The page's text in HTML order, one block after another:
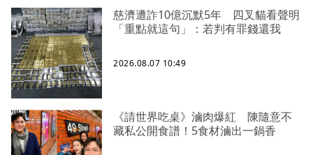
慈濟遭詐10億沉默5年 四叉貓看聲明
「重點就這句」：若判有罪錢還我
2026.08.07 10:49
《請世界吃桌》滷肉爆紅 陳隨意不
藏私公開食譜！5食材滷出一鍋香